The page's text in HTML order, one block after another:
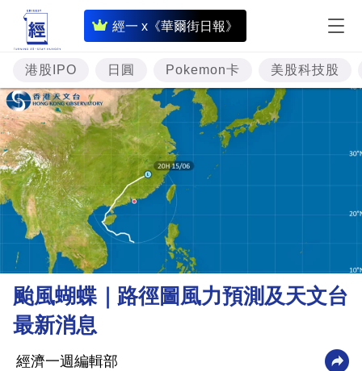
經一 x《華爾街日報》
即
時
財
經
專
題
投
資
樓
市
理
業
港股IPO 日圓 Pokemon卡 美股科技股
颱風蝴蝶｜路徑圖風力預測及天文台
最新消息
經濟一週編輯部